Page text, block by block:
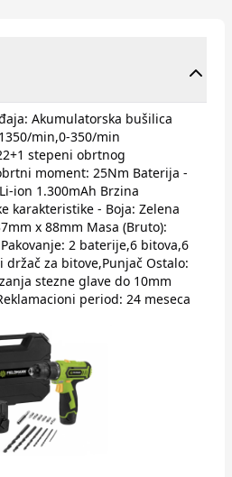
Akumulatorska bušilica
min,0-350/min
stepeni obrtnog
moment: 25Nm Baterija -
ion 1.300mAh Brzina
karakteristike - Boja: Zelena
x 88mm Masa (Bruto):
2 baterije,6 bitova,6
za bitove,Punjač Ostalo:
stezne glave do 10mm
period: 24 meseca